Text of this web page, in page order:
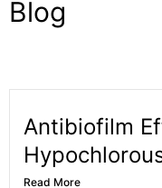
Blog
Antibiofilm
Read More